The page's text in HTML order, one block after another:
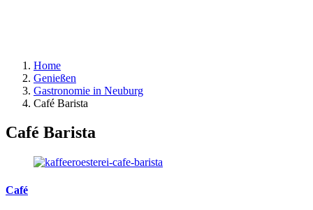
Home
Genießen
Gastronomie in Neuburg
Café Barista
Café Barista
Café